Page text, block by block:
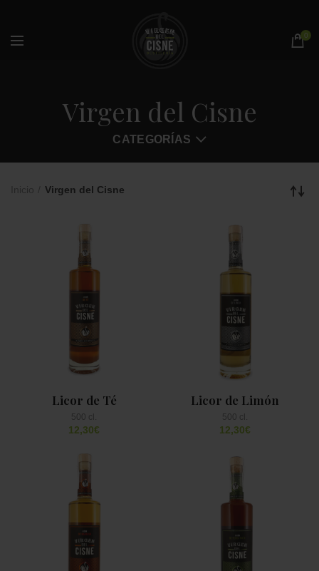
0
Virgen del Cisne
CATEGORÍAS
Virgen del Cisne
Licor de Té
12,30€
Licor de Limón
12,30€